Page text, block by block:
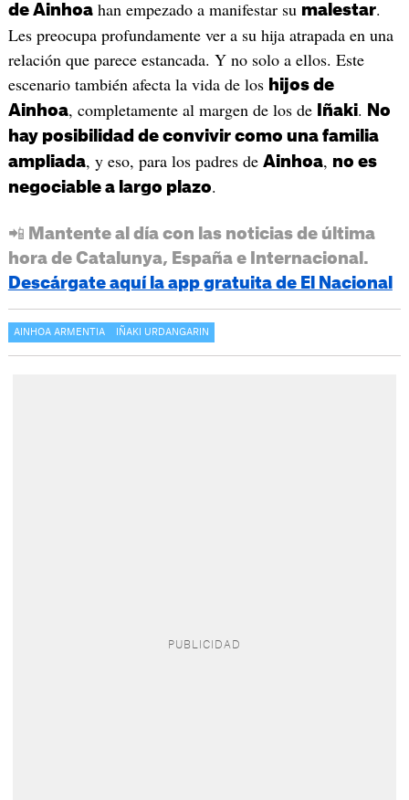
de Ainhoahan empezado a manifestar su malestar.
Les preocupa profundamente ver a su hija atrapada en una
relación que parece estancada. Y no solo a ellos. Este
escenario también afecta la vida de los hijos de
Ainhoa, completamente al margen de los de Iñaki.
No
hay posibilidad de convivir como una familia
ampliada, y eso, para los padres de Ainhoa, no es
negociable a largo plazo.
📲 Mantente al día con las noticias de última
hora de Catalunya, España e Internacional.
Descárgate aquí la app gratuita de El Nacional
AINHOA ARMENTIA IÑAKI URDANGARIN